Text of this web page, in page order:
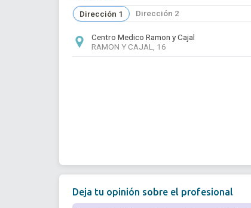
Dirección 1 Dirección 2
Centro Medico Ramon y Cajal
RAMON Y CAJAL, 16
Deja tu opinión sobre el profesional